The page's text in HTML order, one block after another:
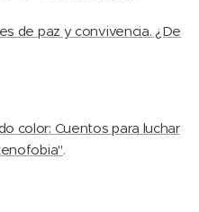
de paz y convivencia. ¿De
color: Cuentos para luchar
.